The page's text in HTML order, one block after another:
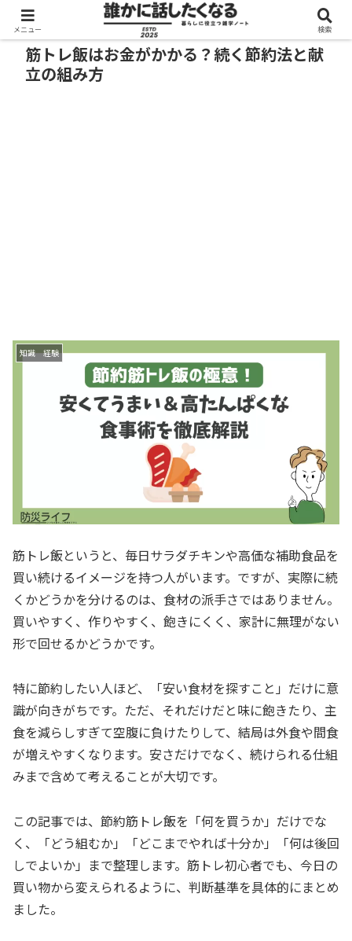
筋トレ飯はお金がかかる？続く節約法と献
立の組み方
知識 経験
筋トレ飯というと、毎日サラダチキンや高価な補助食品を
買い続けるイメージを持つ人がいます。ですが、実際に続
くかどうかを分けるのは、食材の派手さではありません。
買いやすく、作りやすく、飽きにくく、家計に無理がない
形で回せるかどうかです。
特に節約したい人ほど、「安い食材を探すこと」だけに意
識が向きがちです。ただ、それだけだと味に飽きたり、主
食を減らしすぎて空腹に負けたりして、結局は外食や間食
が増えやすくなります。安さだけでなく、続けられる仕組
みまで含めて考えることが大切です。
この記事では、節約筋トレ飯を「何を買うか」だけでな
く、「どう組むか」「どこまでやれば十分か」「何は後回
しでよいか」まで整理します。筋トレ初心者でも、今日の
買い物から変えられるように、判断基準を具体的にまとめ
ました。
メニュー 検索